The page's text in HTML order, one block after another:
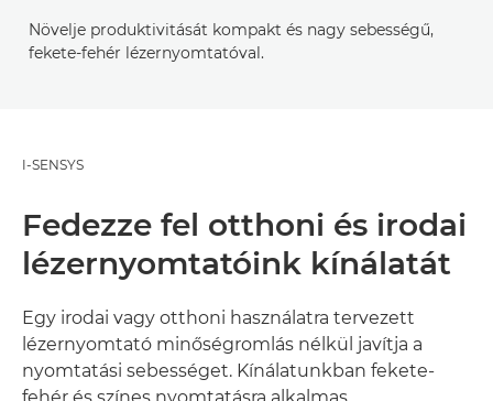
Növelje produktivitását kompakt és nagy sebességű,
fekete-fehér lézernyomtatóval.
I-SENSYS
Fedezze fel otthoni és irodai
lézernyomtatóink kínálatát
Egy irodai vagy otthoni használatra tervezett
lézernyomtató minőségromlás nélkül javítja a
nyomtatási sebességet. Kínálatunkban fekete-